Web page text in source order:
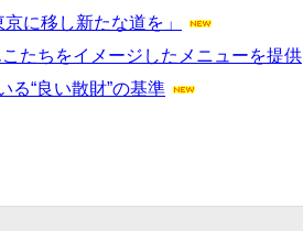
に移し新たな道を」
たちをイメージしたメニューを提供
“良い散財”の基準